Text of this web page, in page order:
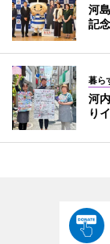
河
記
暮ら
河
り